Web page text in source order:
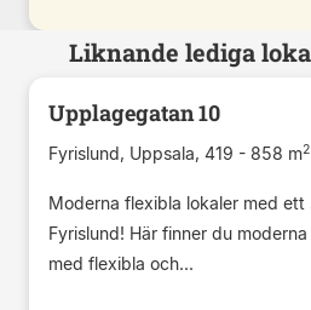
Liknande lediga
Upplagegatan 10
Fyrislund, Uppsala, 419 - 858 m2
Moderna flexibla lokaler med
Fyrislund! Här finner du
med flexibla och...